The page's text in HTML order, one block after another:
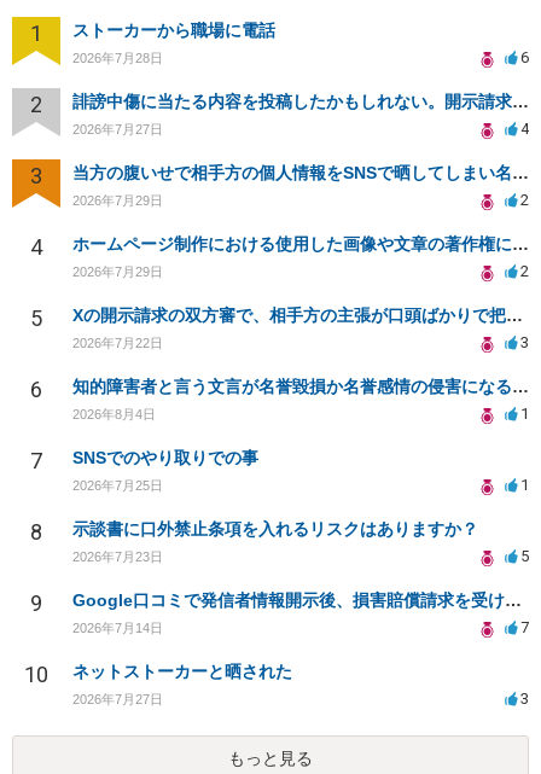
1 ストーカーから職場に電話
2026年7月28日 6
2 誹謗中傷に当たる内容を投稿したかもしれない。開示請求や民事刑事裁判に発展しうるのか教えて欲しい。
2026年7月27日 4
3 当方の腹いせで相手方の個人情報をSNSで晒してしまい名誉毀損させてしまったかもしれない
2026年7月29日 2
4 ホームページ制作における使用した画像や文章の著作権について
2026年7月29日 2
5 Xの開示請求の双方審で、相手方の主張が口頭ばかりで把握しきれません
2026年7月22日 3
6 知的障害者と言う文言が名誉毀損か名誉感情の侵害になるか教えてほしい。
2026年8月4日 1
7 SNSでのやり取りでの事
2026年7月25日 1
8 示談書に口外禁止条項を入れるリスクはありますか？
2026年7月23日 5
9 Google口コミで発信者情報開示後、損害賠償請求を受けています。示談について相談です。
2026年7月14日 7
10 ネットストーカーと晒された
2026年7月27日 3
もっと見る